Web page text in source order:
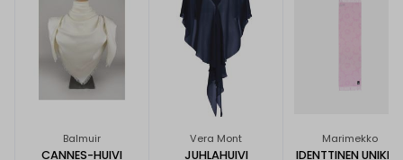
Balmuir
CANNES-HUIVI
Vera Mont
JUHLAHUIVI
Marimekko
IDENTTINEN UNIKKO